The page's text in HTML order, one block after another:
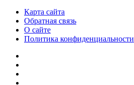
Карта сайта
Обратная связь
О сайте
Политика конфиденциальности